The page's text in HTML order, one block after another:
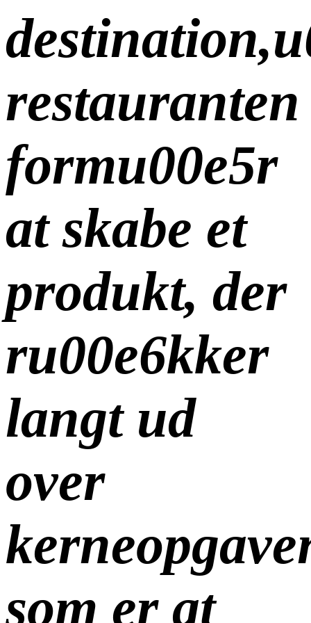
destination,
restauranten
formu00e5r
at skabe et
produkt, der
ru00e6kker
langt ud
over
som er at